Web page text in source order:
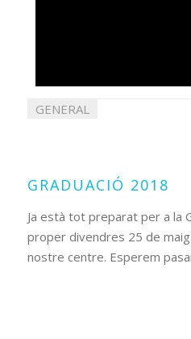
GENERAL
GRADUACIÓ 2018
Ja està tot preparat per a la
proper divendres 25 de
nostre centre. Esperem